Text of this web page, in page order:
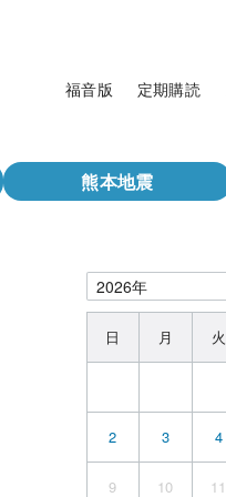
福音版 定期購読
熊本地震
日 月 火
2 3 4
9 10 11